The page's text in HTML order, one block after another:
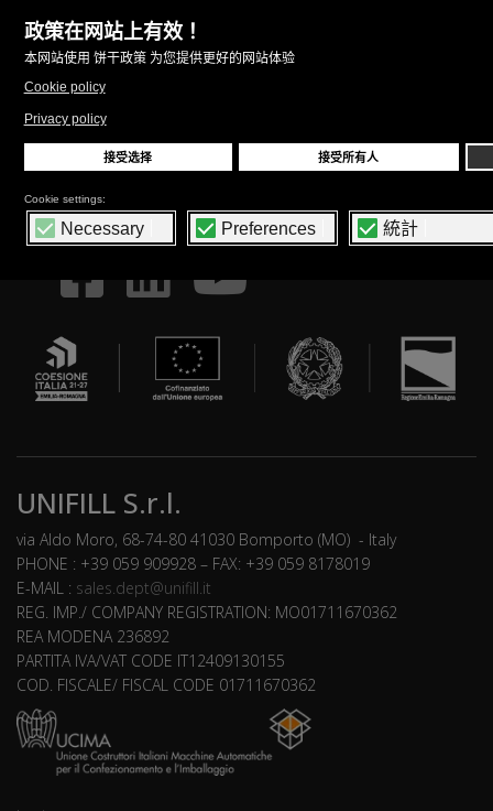
本人同意在本完整隐私政策规定的范围内，为发送与产品和/或服
务有关的商业资料而处理本人的数据。
FOLLOW US
UNIFILL S.r.l.
via Aldo Moro, 68-74-80 41030 Bomporto (MO) - Italy
PHONE : +39 059 909928 – FAX: +39 059 8178019
E-MAIL : sales.dept@unifill.it
REG. IMP./ COMPANY REGISTRATION: MO01711670362
REA MODENA 236892
PARTITA IVA/VAT CODE IT12409130155
COD. FISCALE/ FISCAL CODE 01711670362